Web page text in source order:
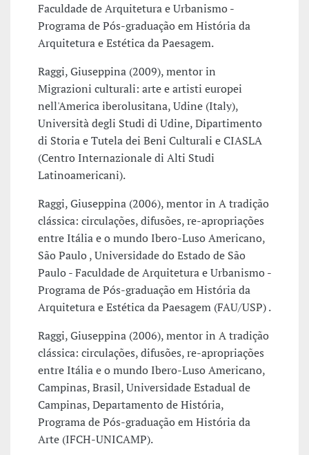
Faculdade de Arquitetura e Urbanismo -
Programa de Pós-graduação em História da
Arquitetura e Estética da Paesagem.
Raggi, Giuseppina (2009), mentor in
Migrazioni culturali: arte e artisti europei
nell'America iberolusitana, Udine (Italy),
Università degli Studi di Udine, Dipartimento
di Storia e Tutela dei Beni Culturali e CIASLA
(Centro Internazionale di Alti Studi
Latinoamericani).
Raggi, Giuseppina (2006), mentor in A tradição
clássica: circulações, difusões, re-apropriações
entre Itália e o mundo Ibero-Luso Americano,
São Paulo , Universidade do Estado de São
Paulo - Faculdade de Arquitetura e Urbanismo -
Programa de Pós-graduação em História da
Arquitetura e Estética da Paesagem (FAU/USP) .
Raggi, Giuseppina (2006), mentor in A tradição
clássica: circulações, difusões, re-apropriações
entre Itália e o mundo Ibero-Luso Americano,
Campinas, Brasil, Universidade Estadual de
Campinas, Departamento de História,
Programa de Pós-graduação em História da
Arte (IFCH-UNICAMP).